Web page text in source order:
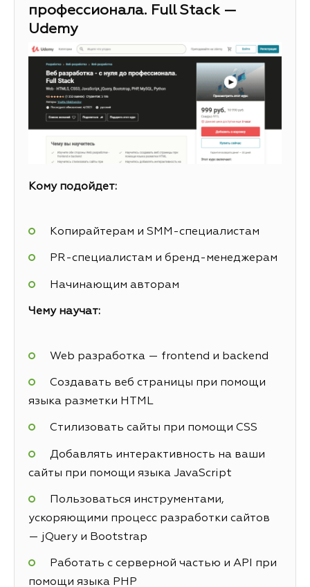
профессионала. Full Stack —
Udemy
Кому подойдет:
Копирайтерам и SMM-специалистам
PR-специалистам и бренд-менеджерам
Начинающим авторам
Чему научат:
Web разработка — frontend и backend
Создавать веб страницы при помощи
языка разметки HTML
Стилизовать сайты при помощи CSS
Добавлять интерактивность на ваши
сайты при помощи языка JavaScript
Пользоваться инструментами,
ускоряющими процесс разработки сайтов
— jQuery и Bootstrap
Работать с серверной частью и API при
помощи языка PHP